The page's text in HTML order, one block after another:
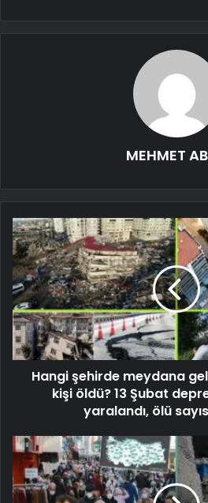
MEHMET
Hangi şehirde meydana
kişi öldü? 13 Şubat
yaralandı, ölü